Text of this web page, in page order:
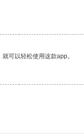
可以轻松使用这款app。